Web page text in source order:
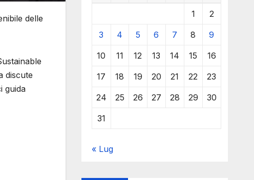
delle
discute
guida
1 2
3 4 5 6 7 8 9
10 11 12 13 14 15 16
17 18 19 20 21 22 23
24 25 26 27 28 29 30
31
« Lug